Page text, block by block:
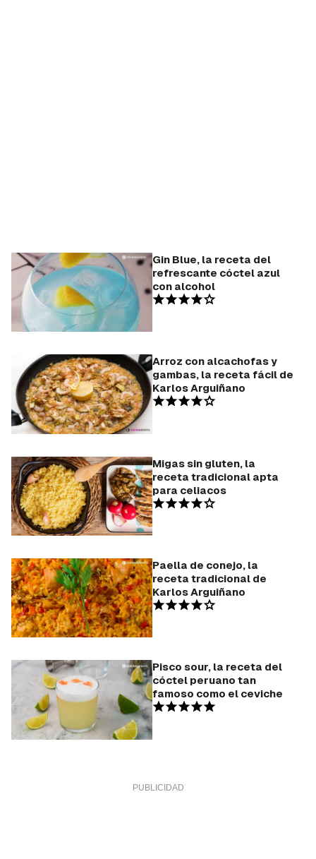
Gin Blue, la receta del
refrescante cóctel azul
con alcohol
Arroz con alcachofas y
gambas, la receta fácil de
Karlos Arguiñano
Migas sin gluten, la
receta tradicional apta
para celiacos
Paella de conejo, la
receta tradicional de
Karlos Arguiñano
Pisco sour, la receta del
cóctel peruano tan
famoso como el ceviche